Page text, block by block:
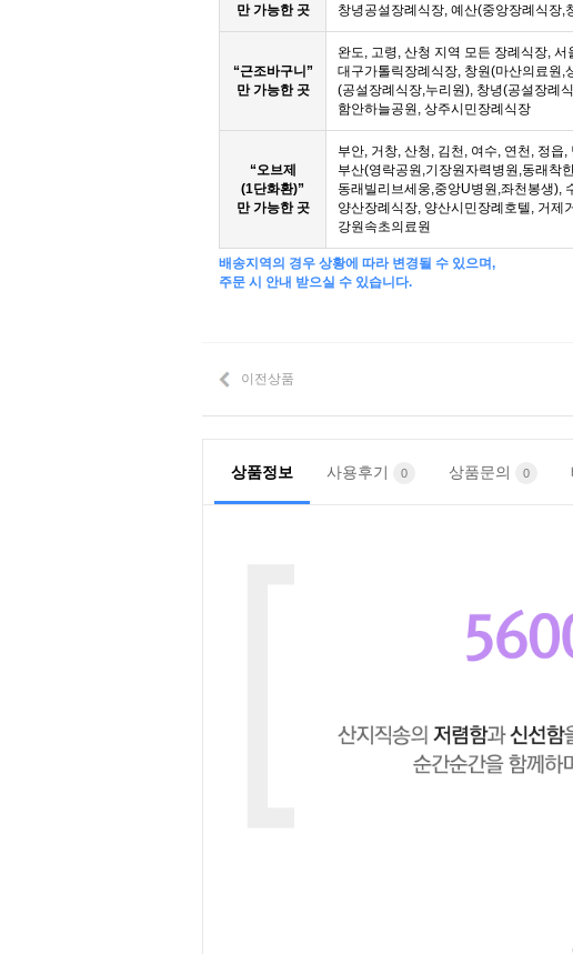
만 가능한 곳
창녕공설장례식장, 예산(중앙장례식장,
“근조바구니”
만 가능한 곳
완도, 고령, 산청 지역 모든 장례식장,
대구가톨릭장례식장, 창원(마산의료원,
(공설장례식장,누리원), 창녕(공설장례
함안하늘공원, 상주시민장례식장
“오브제
(1단화환)”
만 가능한 곳
부안, 거창, 산청, 김천, 여수, 연천, 정읍
부산(영락공원,기장원자력병원,동래착
동래빌리브세웅,중앙U병원,좌천봉생),
양산장례식장, 양산시민장례호텔, 거제
강원속초의료원
배송지역의 경우 상황에 따라 변경될 수 있으며,
주문 시 안내 받으실 수 있습니다.
이전상품
상품정보 사용후기 0 상품문의 0